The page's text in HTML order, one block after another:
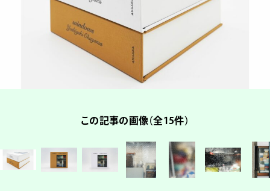
この記事の画像（全15件）